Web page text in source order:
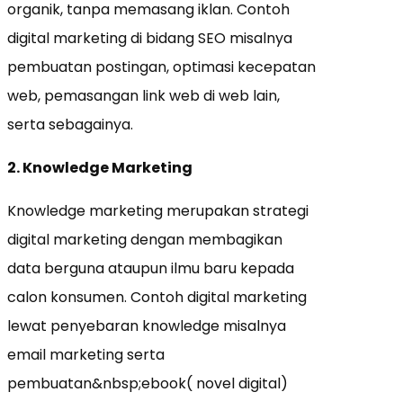
organik, tanpa memasang iklan. Contoh
digital marketing di bidang SEO misalnya
pembuatan postingan, optimasi kecepatan
web, pemasangan link web di web lain,
serta sebagainya.
2. Knowledge Marketing
Knowledge marketing merupakan strategi
digital marketing dengan membagikan
data berguna ataupun ilmu baru kepada
calon konsumen. Contoh digital marketing
lewat penyebaran knowledge misalnya
email marketing serta
pembuatan&nbsp;ebook( novel digital)